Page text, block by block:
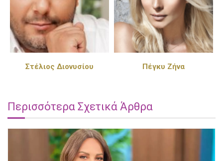
Στέλιος Διονυσίου Πέγκυ Ζήνα
Περισσότερα Σχετικά Άρθρα